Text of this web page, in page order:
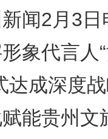
闻2月3日
象代言人
达成深度
能贵州文